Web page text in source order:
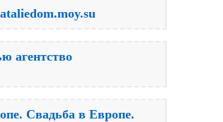
агентство
Свадьба в Европе.